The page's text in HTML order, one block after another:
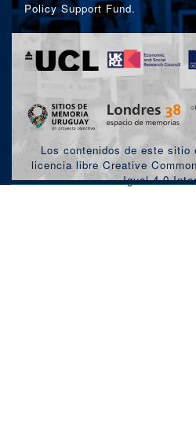
Policy Support Fund.
Los contenidos de este sitio
licencia libre Creative
Igual 4.0